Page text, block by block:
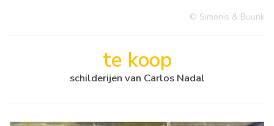
© Simonis & Buunk
te koop
schilderijen van Carlos Nadal